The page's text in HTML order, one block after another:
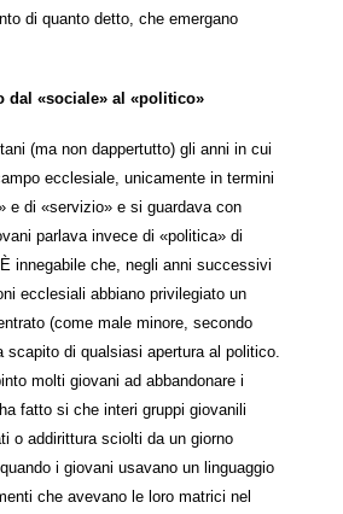
di quanto detto, che emergano
dal «sociale» al «politico»
(ma non dappertutto) gli anni in cui
ecclesiale, unicamente in termini
e di «servizio» e si guardava con
parlava invece di «politica» di
innegabile che, negli anni successivi
ecclesiali abbiano privilegiato un
(come male minore, secondo
di qualsiasi apertura al politico.
molti giovani ad abbandonare i
fatto si che interi gruppi giovanili
o addirittura sciolti da un giorno
i giovani usavano un linguaggio
che avevano le loro matrici nel